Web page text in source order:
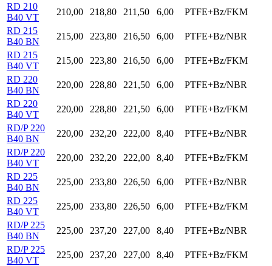
RD 210
B40 VT
210,00 218,80 211,50 6,00
PTFE+Bz/FKM
RD 215
B40 BN
215,00 223,80 216,50 6,00
PTFE+Bz/NBR
RD 215
B40 VT
215,00 223,80 216,50 6,00
PTFE+Bz/FKM
RD 220
B40 BN
220,00 228,80 221,50 6,00
PTFE+Bz/NBR
RD 220
B40 VT
220,00 228,80 221,50 6,00
PTFE+Bz/FKM
RD/P 220
B40 BN
220,00 232,20 222,00 8,40
PTFE+Bz/NBR
RD/P 220
B40 VT
220,00 232,20 222,00 8,40
PTFE+Bz/FKM
RD 225
B40 BN
225,00 233,80 226,50 6,00
PTFE+Bz/NBR
RD 225
B40 VT
225,00 233,80 226,50 6,00
PTFE+Bz/FKM
RD/P 225
B40 BN
225,00 237,20 227,00 8,40
PTFE+Bz/NBR
RD/P 225
B40 VT
225,00 237,20 227,00 8,40
PTFE+Bz/FKM